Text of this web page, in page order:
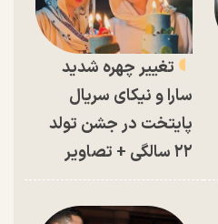
تغییر چهره شدید
سارا و نیکای سریال
پایتخت در جشن تولد
۲۲ سالگی + تصاویر